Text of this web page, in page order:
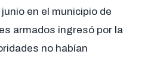
en el municipio de
armados ingresó por la
no habían